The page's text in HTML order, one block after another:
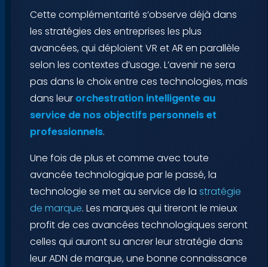
Cette complémentarité s’observe déjà dans
les stratégies des entreprises les plus
avancées, qui déploient VR et AR en parallèle
selon les contextes d’usage. L’avenir ne sera
pas dans le choix entre ces technologies, mais
dans leur orchestration intelligente au
service de nos objectifs personnels et
professionnels.
Une fois de plus et comme avec toute
avancée technologique par le passé, la
technologie se met au service de la stratégie
de marque. Les marques qui tireront le mieux
profit de ces avancées technologiques seront
celles qui auront su ancrer leur stratégie dans
leur ADN de marque, une bonne connaissance